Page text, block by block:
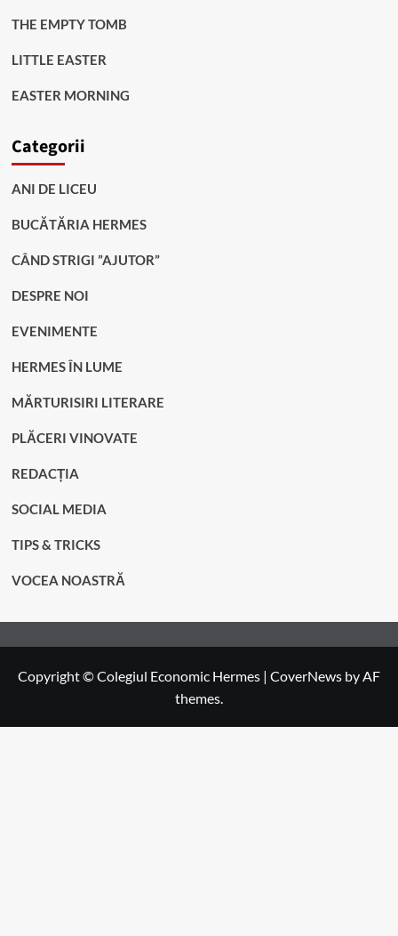
THE EMPTY TOMB
LITTLE EASTER
EASTER MORNING
Categorii
ANI DE LICEU
BUCĂTĂRIA HERMES
CÂND STRIGI ”AJUTOR”
DESPRE NOI
EVENIMENTE
HERMES ÎN LUME
MĂRTURISIRI LITERARE
PLĂCERI VINOVATE
REDACȚIA
SOCIAL MEDIA
TIPS & TRICKS
VOCEA NOASTRĂ
Copyright © Colegiul Economic Hermes | CoverNews by AF
themes.